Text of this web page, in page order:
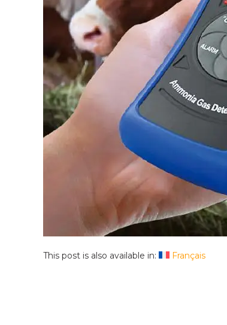
This post is also available in: Français